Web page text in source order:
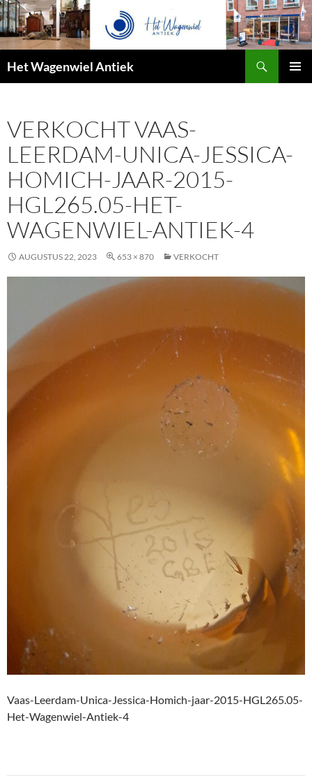
Het Wagenwiel Antiek
VERKOCHT VAAS-
LEERDAM-UNICA-JESSICA-
HOMICH-JAAR-2015-
HGL265.05-HET-
WAGENWIEL-ANTIEK-4
AUGUSTUS 22, 2023 653 × 870 VERKOCHT
Vaas-Leerdam-Unica-Jessica-Homich-jaar-2015-HGL265.05-
Het-Wagenwiel-Antiek-4